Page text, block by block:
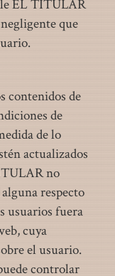
EL TITULAR
que
contenidos de
de
de lo
actualizados
no
respecto
usuarios fuera
cuya
el usuario.
controlar